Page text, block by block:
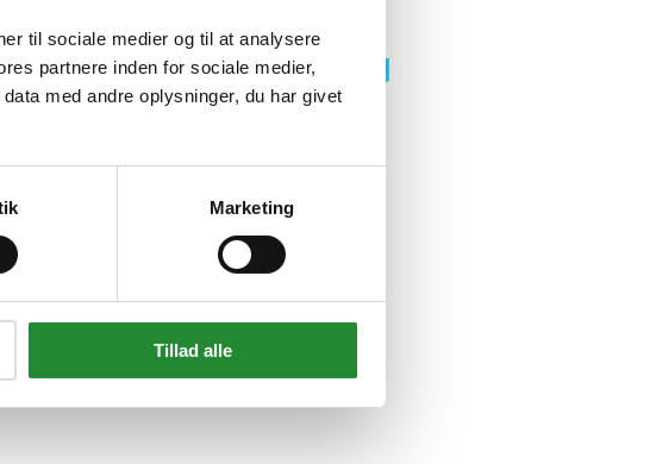
til sociale medier og til at analysere
partnere inden for sociale medier,
med andre oplysninger, du har givet
Marketing
Tillad alle